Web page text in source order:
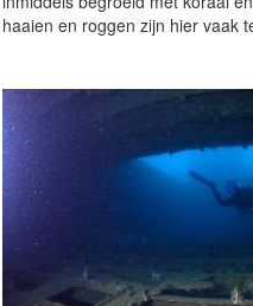
haaien en roggen zijn hier vaak